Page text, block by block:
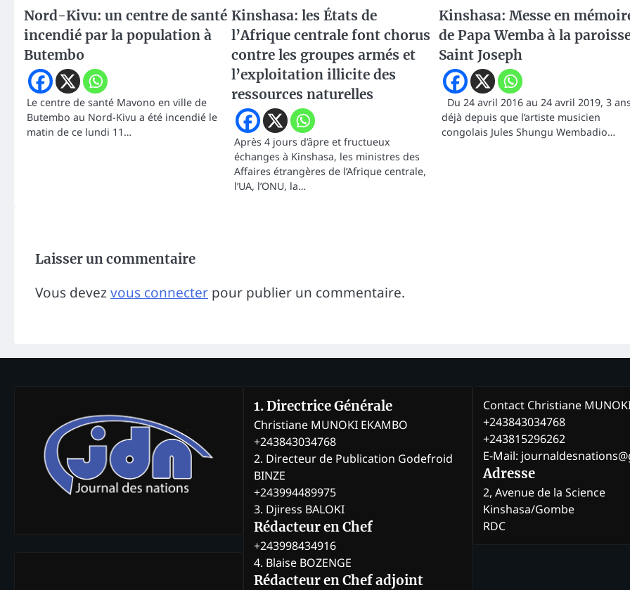
Nord-Kivu: un centre de santé
incendié par la population à
Butembo
Le centre de santé Mavono en ville de
Butembo au Nord-Kivu a été incendié le
matin de ce lundi 11…
Kinshasa: les États de
l’Afrique centrale font chorus
contre les groupes armés et
l’exploitation illicite des
ressources naturelles
Après 4 jours d’âpre et fructueux
échanges à Kinshasa, les ministres des
Affaires étrangères de l’Afrique centrale,
l’UA, l’ONU, la…
Kinshasa: Messe en
de Papa Wemba à la
Saint Joseph
Du 24 avril 2016 au 24 avril 2019, 3
déjà depuis que l’artiste musicien
congolais Jules Shungu Wembadio…
Laisser un commentaire
Vous devezvous connecter pour publier un commentaire.
1. Directrice Générale
Christiane MUNOKI EKAMBO
+243843034768
2. Directeur de Publication Godefroid
BINZE
+243994489975
3. Djiress BALOKI
Rédacteur en Chef
+243998434916
4. Blaise BOZENGE
Rédacteur en Chef adjoint
Contact Christiane
+243843034768
+243815296262
E-Mail:
Adresse
2, Avenue de la Science
Kinshasa/Gombe
RDC